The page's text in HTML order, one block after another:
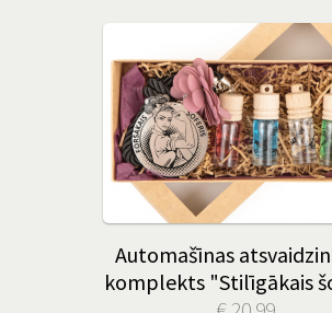
Automašīnas
komplekts "Stilīgākais